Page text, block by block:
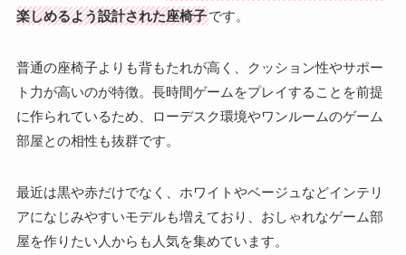
楽しめるよう設計された座椅子です。
普通の座椅子よりも背もたれが高く、クッション性やサポー
ト力が高いのが特徴。長時間ゲームをプレイすることを前提
に作られているため、ローデスク環境やワンルームのゲーム
部屋との相性も抜群です。
最近は黒や赤だけでなく、ホワイトやベージュなどインテリ
アになじみやすいモデルも増えており、おしゃれなゲーム部
屋を作りたい人からも人気を集めています。